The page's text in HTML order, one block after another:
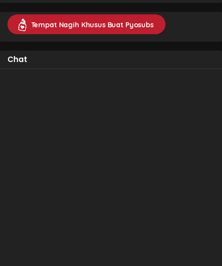
Tempat Nagih Khusus Buat Pyosubs
Chat